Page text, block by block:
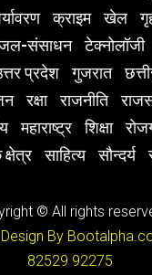
क्राइम खेल
संसाधन टेक्नोलॉजी
प्रदेश गुजरात
रक्षा राजनीति
महाराष्ट्र शिक्षा
साहित्य सौन्दर्य
© All rights
By
82529 92275